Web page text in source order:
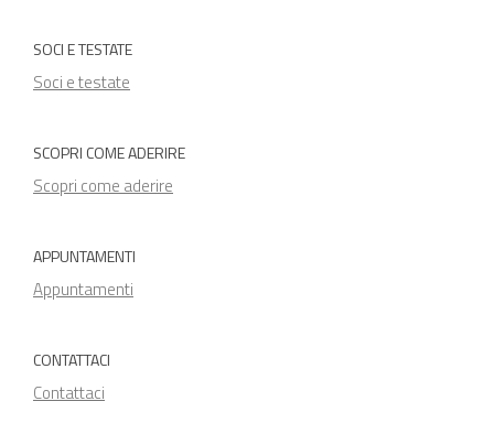
SOCI E TESTATE
Soci e testate
SCOPRI COME ADERIRE
Scopri come aderire
APPUNTAMENTI
Appuntamenti
CONTATTACI
Contattaci